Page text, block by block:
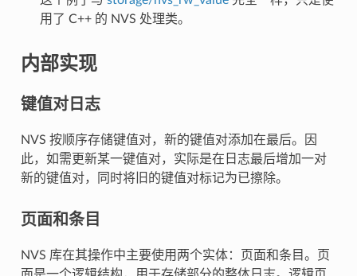
用了 C++ 的 NVS 处理类。
内部实现
键值对日志
NVS 按顺序存储键值对，新的键值对添加在最后。因
此，如需更新某一键值对，实际是在日志最后增加一对
新的键值对，同时将旧的键值对标记为已擦除。
页面和条目
NVS 库在其操作中主要使用两个实体：页面和条目。页